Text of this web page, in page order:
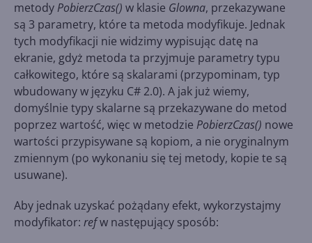
metody PobierzCzas() w klasie Glowna, przekazywane
są 3 parametry, które ta metoda modyfikuje. Jednak
tych modyfikacji nie widzimy wypisując datę na
ekranie, gdyż metoda ta przyjmuje parametry typu
całkowitego, które są skalarami (przypominam, typ
wbudowany w języku C# 2.0). A jak już wiemy,
domyślnie typy skalarne są przekazywane do metod
poprzez wartość, więc w metodzie PobierzCzas() nowe
wartości przypisywane są kopiom, a nie oryginalnym
zmiennym (po wykonaniu się tej metody, kopie te są
usuwane).
Aby jednak uzyskać pożądany efekt, wykorzystajmy
modyfikator: refw następujący sposób: